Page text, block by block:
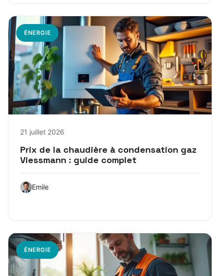
ÉNERGIE
21 juillet 2026
Prix de la chaudière à condensation gaz
Viessmann : guide complet
Emile
ÉNERGIE